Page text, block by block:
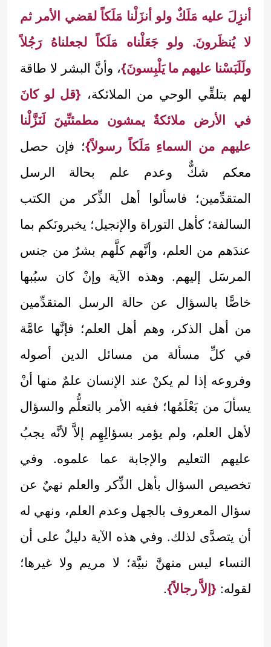
أنزِلَ عليه مَلَكٌ ولو أنزَلْنا مَلَكاً لقضي الأمر ثم
لا يُنظَرونَ. ولو جَعَلْناه مَلَكاً لجعلناهُ رَجُلاً
ولَلَبَسْنا عليهم ما يَلْبِسونَ}، وأنَّ البشر لا طاقة
لهم بتلقِّي الوحي من الملائكة، {قل لو كانَ
في الأرض ملائكةٌ يمشون مطمئنِّينَ لَنَزَّلْنا
عليهم من السماءِ مَلَكاً رسولاً}؛ فإن حصل
معكم شكٌّ وعدم علم بحالة الرسل
المتقدِّمين؛ فاسألوا أهل الذِّكر من الكتب
السالفة؛ كأهل التوراة والإنجيل؛ يخبرونَكم بما
عندَهم من العلم، وأنَّهم كلَّهم بشرٌ من جنس
المرسَل إليهم. وهذه الآية وإنْ كان سبُبها
خاصًّا بالسؤال عن حالة الرسل المتقدِّمين
من أهل الذكر، وهم أهل العلم؛ فإنَّها عامَّة
في كلِّ مسألة من مسائل الدين أصوله
وفروعه إذا لم يكنْ عند الإنسان علمٌ منها أنْ
يسألَ من يَعْلَمُها؛ ففيه الأمر بالتعلُّم والسؤال
لأهل العلم، ولم يؤمر بسؤالِهِم إلاَّ لأنَّه يجبُ
عليهم التعليم والإجابة عما علموه. وفي
تخصيص السؤال بأهل الذِّكر والعلم نهيٌ عن
سؤال المعروف بالجهل وعدم العلم، ونهي له
أن يتصدَّى لذلك. وفي هذه الآية دليلٌ على أن
النساء ليس منهنَّ نبيَّة؛ لا مريم ولا غيرها؛
لقوله: {إلاَّ رجالاً}.